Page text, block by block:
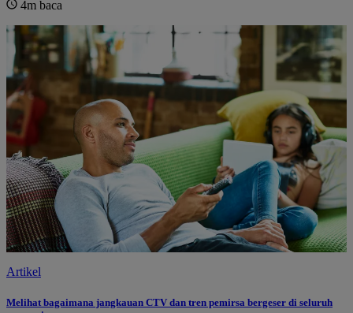
4m baca
Artikel
Melihat bagaimana jangkauan CTV dan tren pemirsa bergeser di seluruh